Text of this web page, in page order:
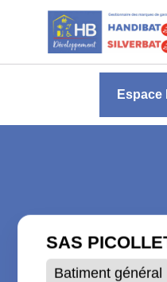
Panneau de gestion des
Espace
SAS
Batiment général